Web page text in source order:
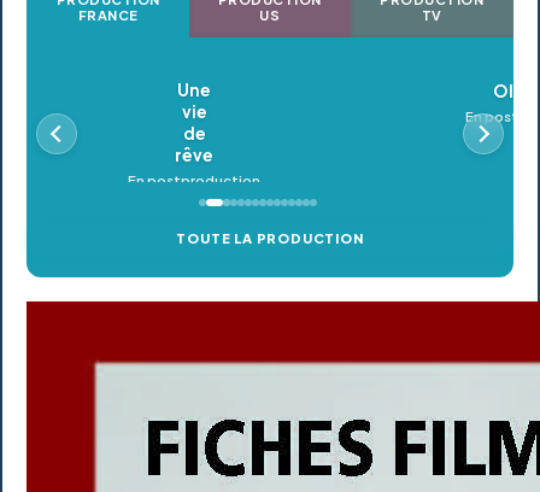
FRANCE
US
TV
Oldeupe
En postproduction
TOUTE LA PRODUCTION